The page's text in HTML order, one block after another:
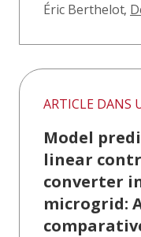
Éric Berthelot,
ARTICLE DANS
Model
linear
converter
microgrid: